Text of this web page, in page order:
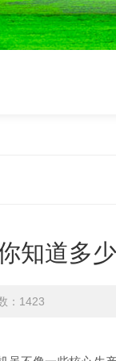
知道多
：1423